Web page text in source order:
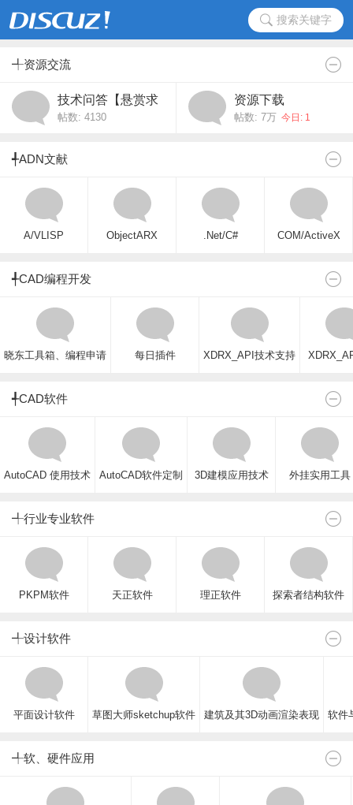
搜索关键字
╃资源交流
技术问答【悬赏求
助】
帖数: 4130
资源下载
帖数: 7万 今日: 1
╃ADN文献
A/VLISP ObjectARX .Net/C# COM/ActiveX
╃CAD编程开发
晓东工具箱、编程申请 每日插件 XDRX_API技术支持
╃CAD软件
AutoCAD 使用技术 AutoCAD软件定制 3D建模应用技术 外挂实用工具
╃行业专业软件
PKPM软件 天正软件 理正软件 探索者结构软件
╃设计软件
平面设计软件 草图大师sketchup软件 建筑及其3D动画渲染表现 软件
╃软、硬件应用